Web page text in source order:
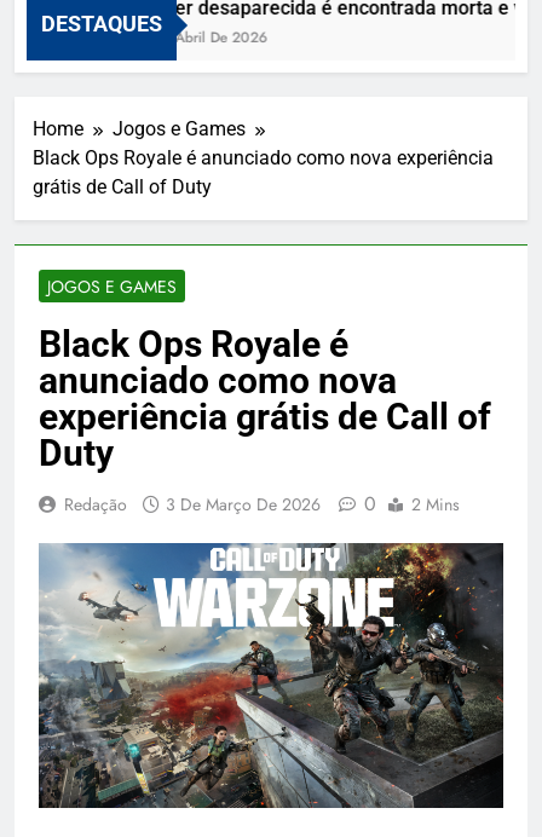
DESTAQUES
Mulher desaparecida é encontrada morta e
10 De Abril De 2026
Home
Jogos e Games
Black Ops Royale é anunciado como nova experiência
grátis de Call of Duty
JOGOS E GAMES
Black Ops Royale é
anunciado como nova
experiência grátis de Call of
Duty
Redação 3 De Março De 2026 0 2 Mins